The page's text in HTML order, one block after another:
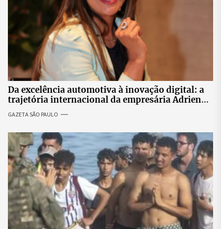
Da excelência automotiva à inovação digital: a
trajetória internacional da empresária Adriene
GAZETA SÃO PAULO